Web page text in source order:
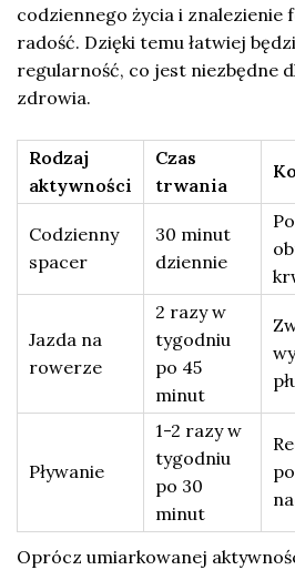
codziennego życia i
radość. Dzięki temu łatwiej
regularność, co jest niezbędne
zdrowia.
Rodzaj
aktywności
Czas
trwania
Codzienny
spacer
30 minut
dziennie
Jazda na
rowerze
2 razy w
tygodniu
po 45
minut
Pływanie
1-2 razy w
tygodniu
po 30
minut
Oprócz umiarkowanej